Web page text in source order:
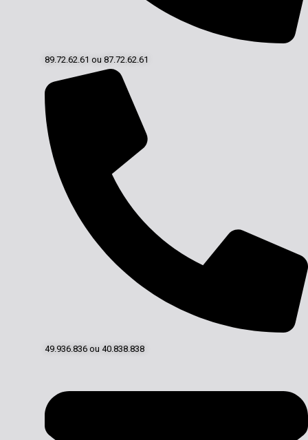
89.72.62.61 ou 87.72.62.61
49.936.836 ou 40.838.838